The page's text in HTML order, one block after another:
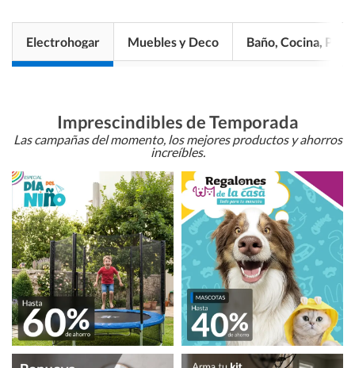
Electrohogar Muebles y Deco Baño, Cocina, Pisos
Imprescindibles de Temporada
Las campañas del momento, los mejores productos y ahorros
increíbles.